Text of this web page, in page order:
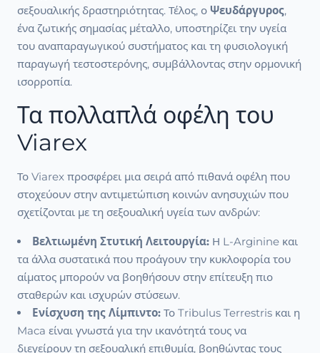
σεξουαλικής δραστηριότητας. Τέλος, ο Ψευδάργυρος,
ένα ζωτικής σημασίας μέταλλο, υποστηρίζει την υγεία
του αναπαραγωγικού συστήματος και τη φυσιολογική
παραγωγή τεστοστερόνης, συμβάλλοντας στην ορμονική
ισορροπία.
Τα πολλαπλά οφέλη του
Viarex
Το Viarex προσφέρει μια σειρά από πιθανά οφέλη που
στοχεύουν στην αντιμετώπιση κοινών ανησυχιών που
σχετίζονται με τη σεξουαλική υγεία των ανδρών:
Βελτιωμένη Στυτική Λειτουργία: Η L-Arginine και
τα άλλα συστατικά που προάγουν την κυκλοφορία του
αίματος μπορούν να βοηθήσουν στην επίτευξη πιο
σταθερών και ισχυρών στύσεων.
Ενίσχυση της Λίμπιντο: Το Tribulus Terrestris και η
Maca είναι γνωστά για την ικανότητά τους να
διεγείρουν τη σεξουαλική επιθυμία, βοηθώντας τους